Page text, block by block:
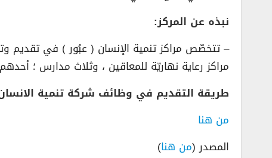
نبذه عن المركز:
– تتخصّص مراكز تنمية الإنسان ( عبُور ) في تقديم
مراكز رعاية نهاريّة للمعاقين ، وثلاث مدارس ؛
طريقة التقديم في وظائف شركة تنمية
من هنا
المصدر (من هنا)